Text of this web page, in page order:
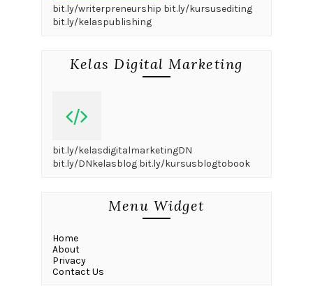
bit.ly/writerpreneurship bit.ly/kursusediting
bit.ly/kelaspublishing
Kelas Digital Marketing
bit.ly/kelasdigitalmarketingDN
bit.ly/DNkelasblog bit.ly/kursusblogtobook
Menu Widget
Home
About
Privacy
Contact Us